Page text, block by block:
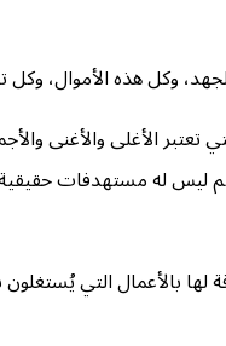
وكل هذه الأموال،
الأغلى والأغنى
ليس له مستهدفات
لها بالأعمال التي